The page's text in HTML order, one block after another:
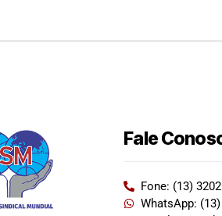
Fale
Fone: (13)
WhatsApp: